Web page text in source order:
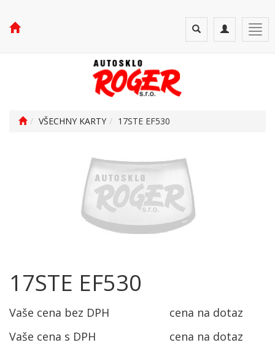
Toggle
navigation
Toggle
search
VŠECHNY KARTY 17STE EF530
17STE EF530
Vaše cena bez DPH
cena na dotaz
Vaše cena s DPH
cena na dotaz